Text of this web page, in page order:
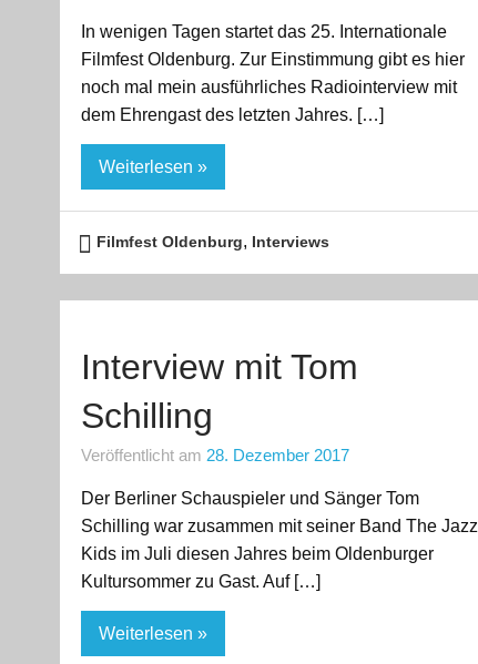
In wenigen Tagen startet das 25. Internationale
Filmfest Oldenburg. Zur Einstimmung gibt es hier
noch mal mein ausführliches Radiointerview mit
dem Ehrengast des letzten Jahres. […]
Weiterlesen »
Filmfest Oldenburg, Interviews
Interview mit Tom
Schilling
Veröffentlicht am 28. Dezember 2017
Der Berliner Schauspieler und Sänger Tom
Schilling war zusammen mit seiner Band The Jazz
Kids im Juli diesen Jahres beim Oldenburger
Kultursommer zu Gast. Auf […]
Weiterlesen »